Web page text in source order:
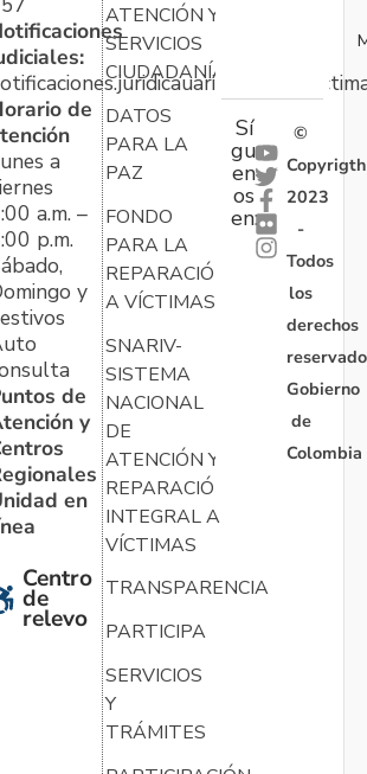
de
a
a.m. –
p.m.
y
de
y
en
Centro
de
relevo
ATENCIÓN Y
SERVICIOS
CIUDADANÍA
DATOS
PARA LA
PAZ
FONDO
PARA LA
REPARACIÓN
A VÍCTIMAS
SNARIV-
SISTEMA
NACIONAL
DE
ATENCIÓN Y
REPARACIÓN
INTEGRAL A
VÍCTIMAS
TRANSPARENCIA
PARTICIPA
SERVICIOS
Y
TRÁMITES
Sí
gu
en
os
en:
©
Copyrigth
2023
-
Todos
los
derechos
Gobierno
de
Colombia